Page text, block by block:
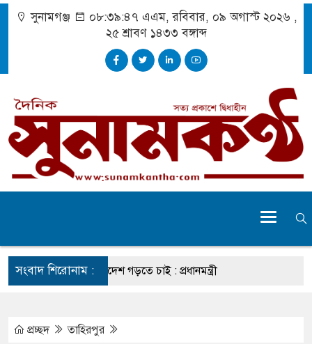
সুনামগঞ্জ ০৮:৩৯:৪৮ এএম, রবিবার, ০৯ অগাস্ট ২০২৬ ,
২৫ শ্রাবণ ১৪৩৩ বঙ্গাব্দ
সংবাদ শিরোনাম :
সুন্দর বাংলাদেশ গড়তে চাই : প্রধানমন্ত্রী
ভারতে পাচার, গুয়াহাটি ক্যাম্পে মানবেতর
প্রচ্ছদ তাহিরপুর